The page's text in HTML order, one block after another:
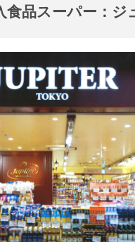
食品スーパー：ジ